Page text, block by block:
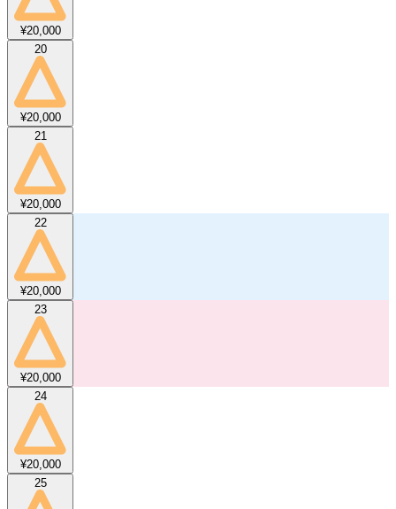
¥20,000
20
¥20,000
21
¥20,000
22
¥20,000
23
¥20,000
24
¥20,000
25